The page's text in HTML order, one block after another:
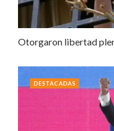
Otorgaron libertad
DESTACADAS